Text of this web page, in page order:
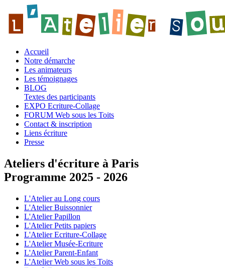
Accueil
Notre démarche
Les animateurs
Les témoignages
BLOG
Textes des participants
EXPO Ecriture-Collage
FORUM Web sous les Toits
Contact & inscription
Liens écriture
Presse
Ateliers d'écriture à Paris
Programme 2025 - 2026
L'Atelier au Long cours
L'Atelier Buissonnier
L'Atelier Papillon
L'Atelier Petits papiers
L'Atelier Ecriture-Collage
L'Atelier Musée-Ecriture
L'Atelier Parent-Enfant
L'Atelier Web sous les Toits